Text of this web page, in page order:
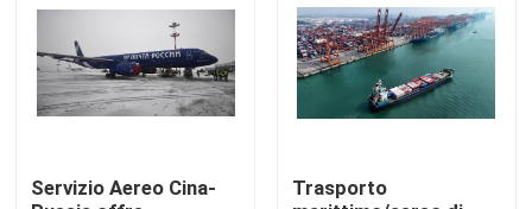
Casa.
Video
Servizio Aereo Cina-
Trasporto